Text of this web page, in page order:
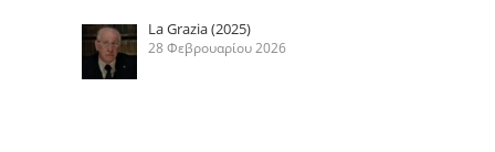
La Grazia (2025)
28 Φεβρουαρίου 2026